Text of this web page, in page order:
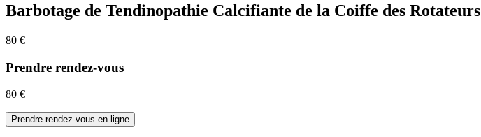
Barbotage de Tendinopathie Calcifiante de la Coiffe des Rotateurs
80 €
Prendre rendez-vous
80 €
Prendre rendez-vous en ligne